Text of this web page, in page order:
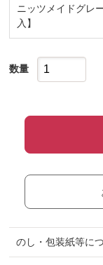
ニッツメイドグ
入】
数量
のし・包装紙等に